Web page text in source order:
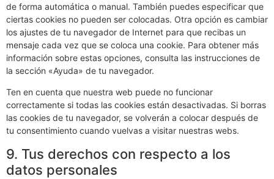
de forma automática o manual. También puedes especificar que
ciertas cookies no pueden ser colocadas. Otra opción es cambiar
los ajustes de tu navegador de Internet para que recibas un
mensaje cada vez que se coloca una cookie. Para obtener más
información sobre estas opciones, consulta las instrucciones de
la sección «Ayuda» de tu navegador.
Ten en cuenta que nuestra web puede no funcionar
correctamente si todas las cookies están desactivadas. Si borras
las cookies de tu navegador, se volverán a colocar después de
tu consentimiento cuando vuelvas a visitar nuestras webs.
9. Tus derechos con respecto a los
datos personales